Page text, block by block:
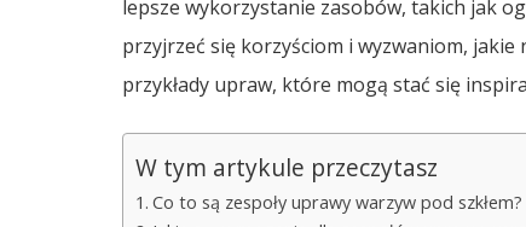
lepsze wykorzystanie zasobów, takich jak
przyjrzeć się korzyściom i wyzwaniom, jakie
przykłady upraw, które mogą stać się
W tym artykule przeczytasz
Co to są zespoły uprawy warzyw pod szkłem?